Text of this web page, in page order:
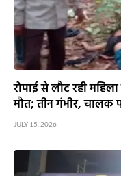
रोपाई से लौट रही
मौत; तीन गंभीर, चालक
JULY 15, 2026